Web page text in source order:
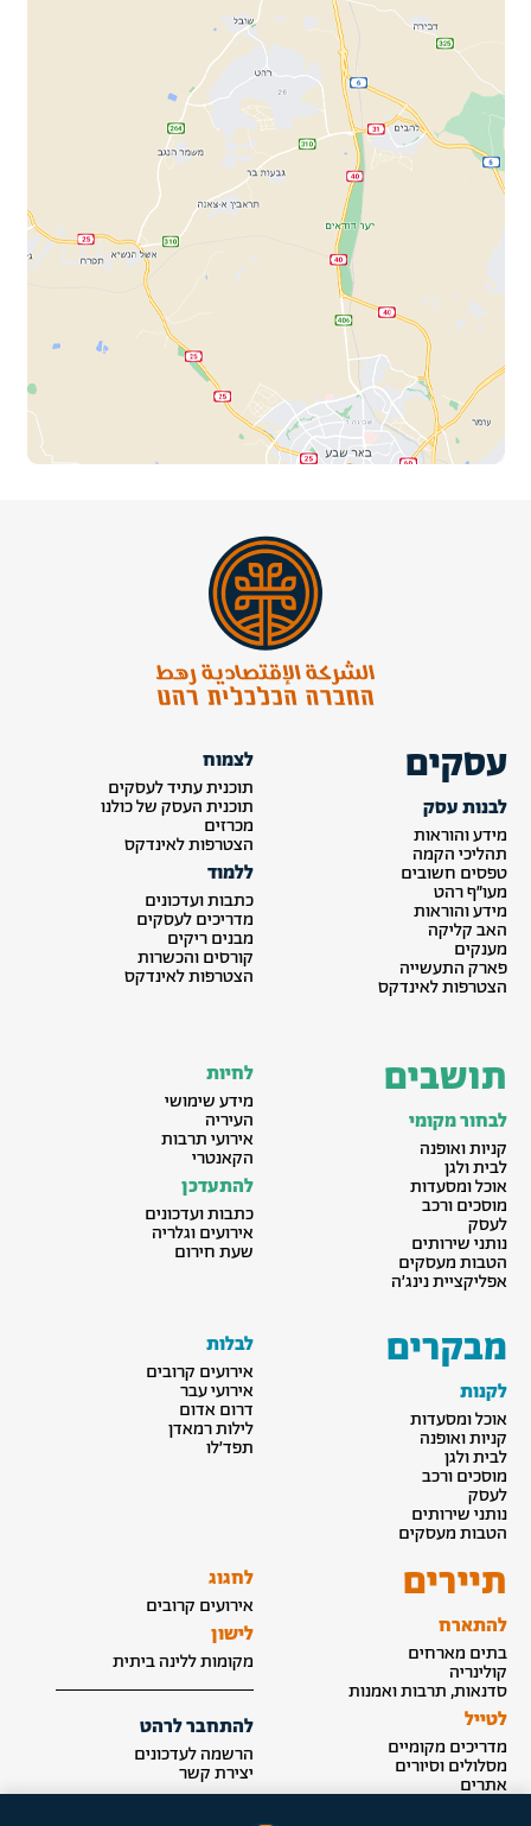
עסקים
לבנות עסק
מידע והוראות
תהליכי הקמה
טפסים חשובים
מעו״ף רהט
מידע והוראות
האב קליקה
מענקים
פארק התעשייה
הצטרפות לאינדקס
לצמוח
תוכנית עתיד לעסקים
תוכנית העסק של כולנו
מכרזים
הצטרפות לאינדקס
ללמוד
כתבות ועדכונים
מדריכים לעסקים
מבנים ריקים
קורסים והכשרות
הצטרפות לאינדקס
תושבים
לבחור מקומי
קניות ואופנה
לבית ולגן
אוכל ומסעדות
מוסכים ורכב
לעסק
נותני שירותים
הטבות מעסקים
אפליקציית נינג׳ה
לחיות
מידע שימושי
העיריה
אירועי תרבות
הקאנטרי
להתעדכן
כתבות ועדכונים
אירועים וגלריה
שעת חירום
מבקרים
לקנות
אוכל ומסעדות
קניות ואופנה
לבית ולגן
מוסכים ורכב
לעסק
נותני שירותים
הטבות מעסקים
לבלות
אירועים קרובים
אירועי עבר
דרום אדום
לילות רמאדן
תפד׳לו
תיירים
להתארח
בתים מארחים
קולינריה
סדנאות, תרבות ואמנות
לטייל
מדריכים מקומיים
מסלולים וסיורים
אתרים
לחגוג
אירועים קרובים
לישון
מקומות ללינה ביתית
להתחבר לרהט
הרשמה לעדכונים
יצירת קשר